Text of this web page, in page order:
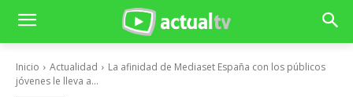
Inicio Actualidad
La afinidad de Mediaset España con los públicos
jóvenes le lleva a...